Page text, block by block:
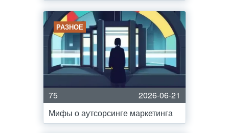
РАЗНОЕ
75
2026-06-21
Мифы о аутсорсинге маркетинга